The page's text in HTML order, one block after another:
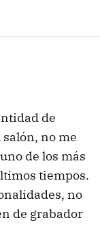
de
no me
de los más
tiempos.
no
de grabador